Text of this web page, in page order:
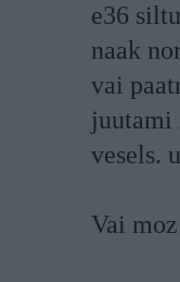
e36
naak
vai
juutami
vesels.
Vai